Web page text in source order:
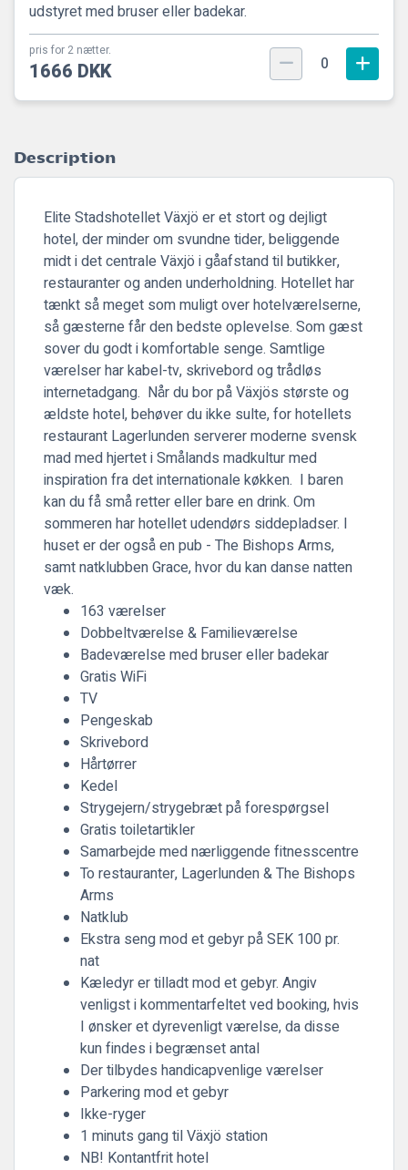
udstyret med bruser eller badekar.
pris for 2 nætter.
1666 DKK 0
Description
Elite Stadshotellet Växjö er et stort og dejligt
hotel, der minder om svundne tider, beliggende
midt i det centrale Växjö i gåafstand til butikker,
restauranter og anden underholdning. Hotellet har
tænkt så meget som muligt over hotelværelserne,
så gæsterne får den bedste oplevelse. Som gæst
sover du godt i komfortable senge. Samtlige
værelser har kabel-tv, skrivebord og trådløs
internetadgang. Når du bor på Växjös største og
ældste hotel, behøver du ikke sulte, for hotellets
restaurant Lagerlunden serverer moderne svensk
mad med hjertet i Smålands madkultur med
inspiration fra det internationale køkken. I baren
kan du få små retter eller bare en drink. Om
sommeren har hotellet udendørs siddepladser. I
huset er der også en pub - The Bishops Arms,
samt natklubben Grace, hvor du kan danse natten
væk.
163 værelser
Dobbeltværelse & Familieværelse
Badeværelse med bruser eller badekar
Gratis WiFi
TV
Pengeskab
Skrivebord
Hårtørrer
Kedel
Strygejern/strygebræt på forespørgsel
Gratis toiletartikler
Samarbejde med nærliggende fitnesscentre
To restauranter, Lagerlunden & The Bishops
Arms
Natklub
Ekstra seng mod et gebyr på SEK 100 pr.
nat
Kæledyr er tilladt mod et gebyr. Angiv
venligst i kommentarfeltet ved booking, hvis
I ønsker et dyrevenligt værelse, da disse
kun findes i begrænset antal
Der tilbydes handicapvenlige værelser
Parkering mod et gebyr
Ikke-ryger
1 minuts gang til Växjö station
NB! Kontantfrit hotel